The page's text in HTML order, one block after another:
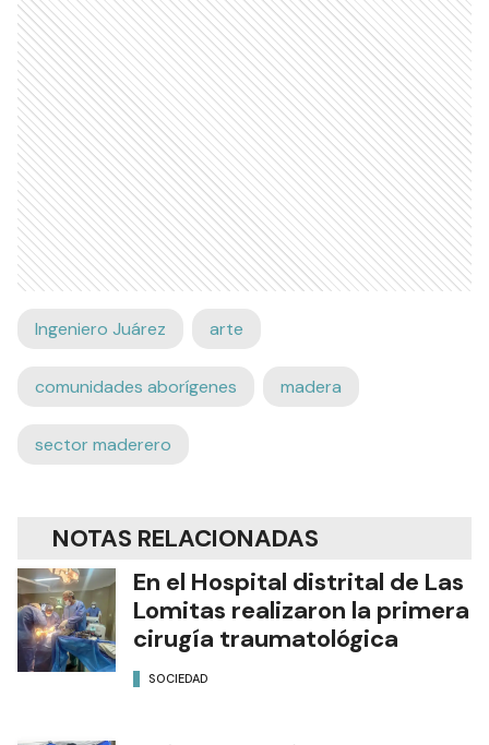
Ingeniero Juárez arte
comunidades aborígenes madera
sector maderero
NOTAS RELACIONADAS
En el Hospital distrital de Las
Lomitas realizaron la primera
cirugía traumatológica
SOCIEDAD